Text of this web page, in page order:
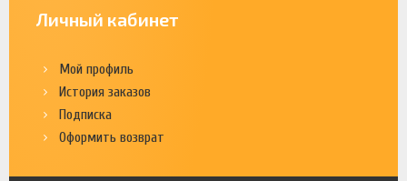
Личный кабинет
Мой профиль
История заказов
Подписка
Оформить возврат